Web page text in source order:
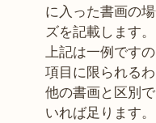
に入った書画の
ズを記載します。
上記は一例です
項目に限られる
他の書画と区別
いれば足ります。